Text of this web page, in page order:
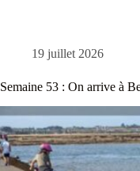
19 juillet 2026
Semaine 53 : On arrive à